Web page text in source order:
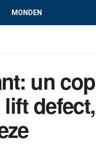
MONDEN
un